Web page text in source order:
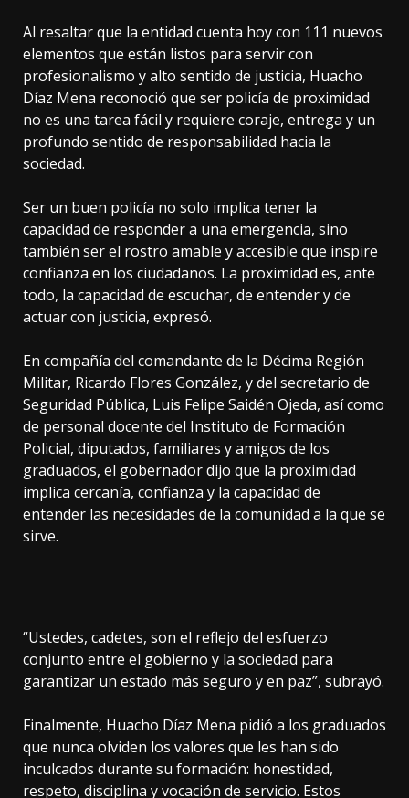
Al resaltar que la entidad cuenta hoy con 111 nuevos
elementos que están listos para servir con
profesionalismo y alto sentido de justicia, Huacho
Díaz Mena reconoció que ser policía de proximidad
no es una tarea fácil y requiere coraje, entrega y un
profundo sentido de responsabilidad hacia la
sociedad.
Ser un buen policía no solo implica tener la
capacidad de responder a una emergencia, sino
también ser el rostro amable y accesible que inspire
confianza en los ciudadanos. La proximidad es, ante
todo, la capacidad de escuchar, de entender y de
actuar con justicia, expresó.
En compañía del comandante de la Décima Región
Militar, Ricardo Flores González, y del secretario de
Seguridad Pública, Luis Felipe Saidén Ojeda, así como
de personal docente del Instituto de Formación
Policial, diputados, familiares y amigos de los
graduados, el gobernador dijo que la proximidad
implica cercanía, confianza y la capacidad de
entender las necesidades de la comunidad a la que se
sirve.
“Ustedes, cadetes, son el reflejo del esfuerzo
conjunto entre el gobierno y la sociedad para
garantizar un estado más seguro y en paz”, subrayó.
Finalmente, Huacho Díaz Mena pidió a los graduados
que nunca olviden los valores que les han sido
inculcados durante su formación: honestidad,
respeto, disciplina y vocación de servicio. Estos